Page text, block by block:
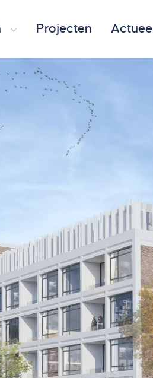
Projecten Actueel